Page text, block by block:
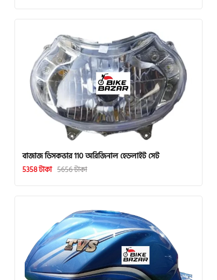
বাজাজ ডিসকভার 110 অরিজিনাল হেডলাইট সেট
5358 টাকা 5656 টাকা